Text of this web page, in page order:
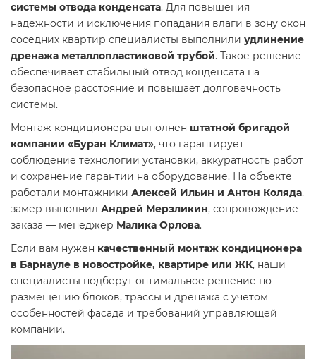
системы отвода конденсата. Для повышения
надежности и исключения попадания влаги в зону окон
соседних квартир специалисты выполнили удлинение
дренажа металлопластиковой трубой. Такое решение
обеспечивает стабильный отвод конденсата на
безопасное расстояние и повышает долговечность
системы.
Монтаж кондиционера выполнен штатной бригадой
компании «Буран Климат», что гарантирует
соблюдение технологии установки, аккуратность работ
и сохранение гарантии на оборудование. На объекте
работали монтажники Алексей Ильин и Антон Коляда,
замер выполнил Андрей Мерзликин, сопровождение
заказа — менеджер Малика Орлова.
Если вам нужен качественный монтаж кондиционера
в Барнауле в новостройке, квартире или ЖК, наши
специалисты подберут оптимальное решение по
размещению блоков, трассы и дренажа с учетом
особенностей фасада и требований управляющей
компании.